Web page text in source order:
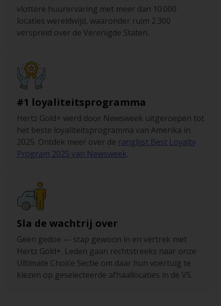
vlottere huurervaring met meer dan 10.000
locaties wereldwijd, waaronder ruim 2.300
verspreid over de Verenigde Staten.
#1 loyaliteitsprogramma
Hertz Gold+ werd door Newsweek uitgeroepen tot
het beste loyaliteitsprogramma van Amerika in
2025. Ontdek meer over de ranglijst Best Loyalty
Program 2025 van Newsweek.
Sla de wachtrij over
Geen gedoe — stap gewoon in en vertrek met
Hertz Gold+. Leden gaan rechtstreeks naar onze
Ultimate Choice Sectie om daar hun voertuig te
kiezen op geselecteerde afhaallocaties in de VS.